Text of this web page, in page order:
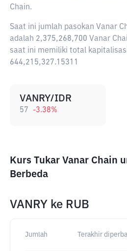
Chain.
Saat ini jumlah pasokan Vanar
adalah 2,375,268,700 Vanar
saat ini memiliki total
644,215,327.15311
VANRY/IDR
57 -3.38%
Kurs Tukar Vanar Chain
Berbeda
VANRY ke RUB
Jumlah Terakhir